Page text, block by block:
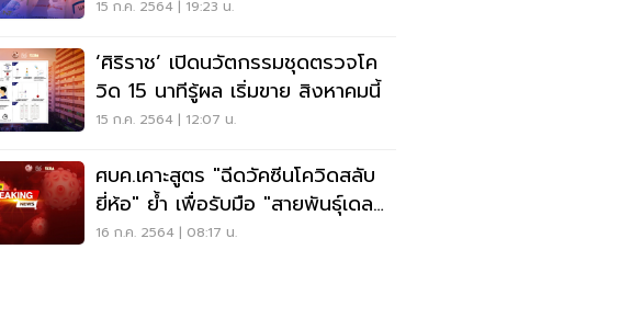
15 ก.ค. 2564 | 19:23 น.
‘ศิริราช’ เปิดนวัตกรรมชุดตรวจโค
วิด 15 นาทีรู้ผล เริ่มขาย สิงหาคมนี้
15 ก.ค. 2564 | 12:07 น.
ศบค.เคาะสูตร "ฉีดวัคซีนโควิดสลับ
ยี่ห้อ" ย้ำ เพื่อรับมือ "สายพันธุ์เดล
ตา"
16 ก.ค. 2564 | 08:17 น.